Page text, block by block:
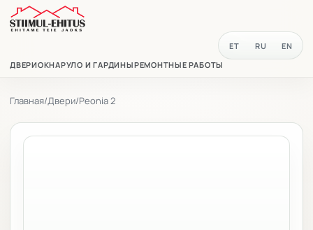
ДВЕРИОКНАРУЛО И ГАРДИНЫРЕМОНТНЫЕ РАБОТЫ
ET RU EN
Главная/Двери/Peonia 2